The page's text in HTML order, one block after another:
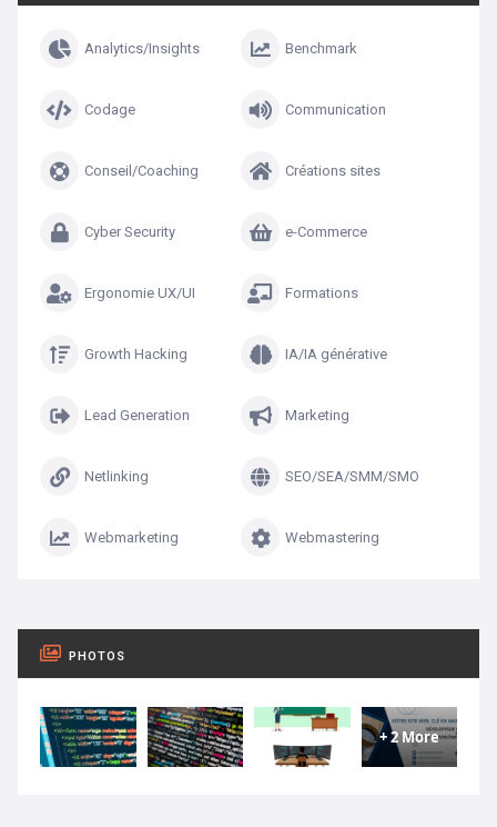
Analytics/Insights Benchmark
Codage Communication
Conseil/Coaching Créations sites
Cyber Security e-Commerce
Ergonomie UX/UI Formations
Growth Hacking IA/IA générative
Lead Generation Marketing
Netlinking SEO/SEA/SMM/SMO
Webmarketing Webmastering
PHOTOS
+ 2 More